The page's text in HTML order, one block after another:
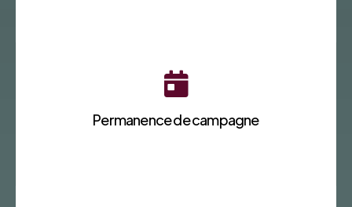

Permanence de campagne